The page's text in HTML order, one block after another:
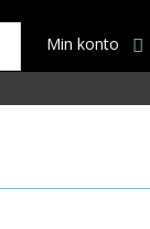
Min konto